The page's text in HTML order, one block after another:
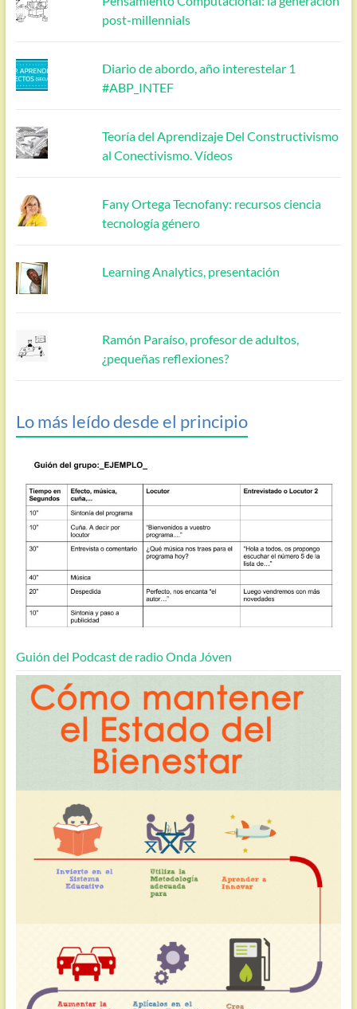
post-millennials
Diario de abordo, año interestelar 1
#ABP_INTEF
Teoría del Aprendizaje Del Constructivismo
al Conectivismo. Vídeos
Fany Ortega Tecnofany: recursos ciencia
tecnología género
Learning Analytics, presentación
Ramón Paraíso, profesor de adultos,
¿pequeñas reflexiones?
Lo más leído desde el principio
Guión del Podcast de radio Onda Jóven